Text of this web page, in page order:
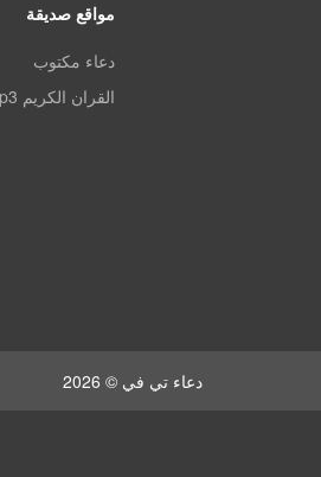
مواقع صديقة
دعاء مكتوب
القران الكريم mp3
دعاء تي في © 2026